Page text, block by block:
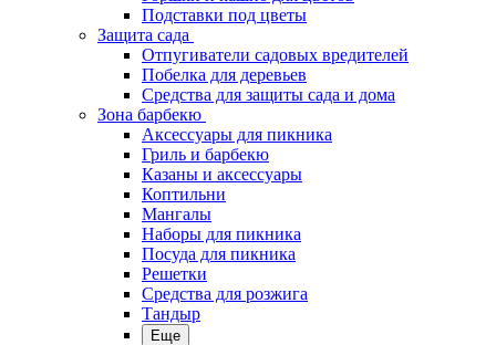
Подставки под цветы
Защита сада
Отпугиватели садовых вредителей
Побелка для деревьев
Средства для защиты сада и дома
Зона барбекю
Аксессуары для пикника
Гриль и барбекю
Казаны и аксессуары
Коптильни
Мангалы
Наборы для пикника
Посуда для пикника
Решетки
Средства для розжига
Тандыр
Еще